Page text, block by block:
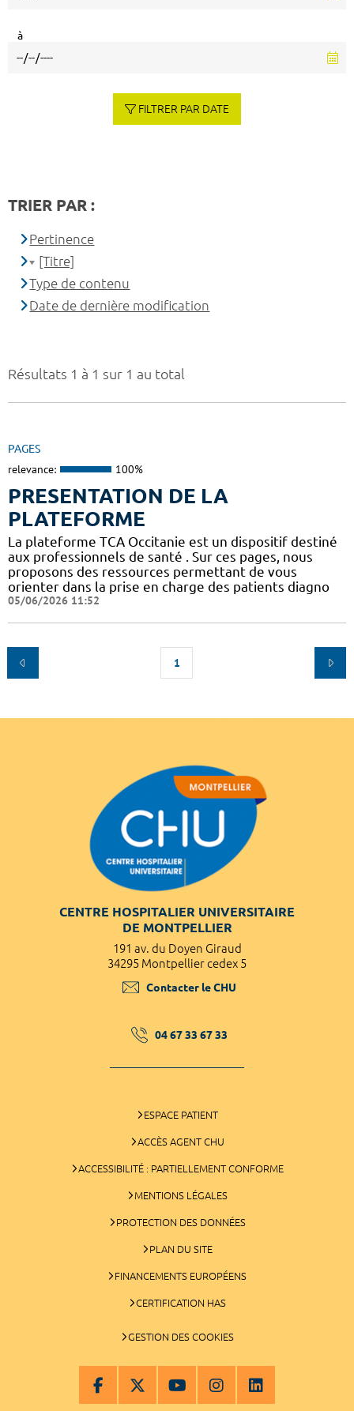
Résultats 1 à 1 sur 1 au total
PAGES
relevance: 100%
PRESENTATION DE LA
PLATEFORME
La plateforme TCA Occitanie est un dispositif destiné
aux professionnels de santé . Sur ces pages, nous
proposons des ressources permettant de vous
orienter dans la prise en charge des patients diagno
05/06/2026 11:52
1
à
FILTRER PAR DATE
TRIER PAR :
Pertinence
[Titre]
Type de contenu
Date de dernière modification
CENTRE HOSPITALIER UNIVERSITAIRE
DE MONTPELLIER
191 av. du Doyen Giraud
34295 Montpellier cedex 5
Contacter le CHU
04 67 33 67 33
ESPACE PATIENT
ACCÈS AGENT CHU
ACCESSIBILITÉ : PARTIELLEMENT CONFORME
MENTIONS LÉGALES
PROTECTION DES DONNÉES
PLAN DU SITE
FINANCEMENTS EUROPÉENS
CERTIFICATION HAS
GESTION DES COOKIES